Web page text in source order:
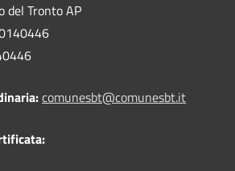
del Tronto AP
comunesbt@comunesbt.it